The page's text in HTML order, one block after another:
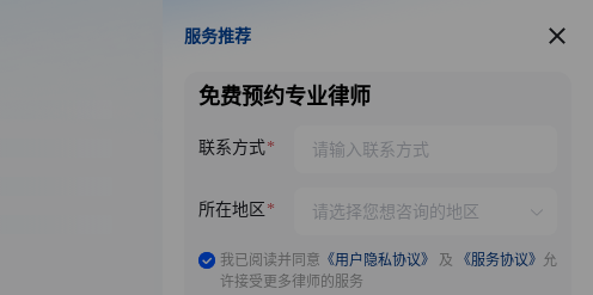
服务推荐
服务推荐
免费预约专业律师
联系方式
所在地区
我已阅读并同意 《用户隐私协议》 及 《服务协议》 允
许接受更多律师的服务